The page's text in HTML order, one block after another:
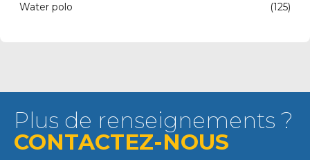
Water polo (125)
Plus de renseignements ?
CONTACTEZ-NOUS